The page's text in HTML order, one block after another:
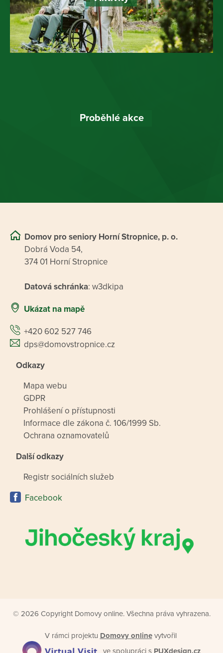
Proběhlé akce
Domov pro seniory Horní Stropnice, p. o.
Dobrá Voda 54,
374 01 Horní Stropnice
Datová schránka: w3dkipa
Ukázat na mapě
+420 602 527 746
dps@domovstropnice.cz
Odkazy
Mapa webu
GDPR
Prohlášení o přístupnosti
Informace dle zákona č. 106/1999 Sb.
Ochrana oznamovatelů
Další odkazy
Registr sociálních služeb
Facebook
© 2026 Copyright Domovy online. Všechna práva vyhrazena.
V rámci projektu Domovy onlinevytvořil
ve spolupráci s PUXdesign.cz